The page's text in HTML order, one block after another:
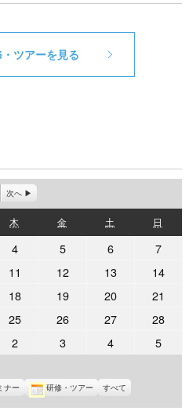
ツアーを見る
次へ
木
曜
金金
曜
土
曜
日
曜
42024
4
月
4
52024
4
月
5
62024
4
月
6
72024
4
月
7
11
4
月
日
122024
4
月
日
132024
4
月
日
142024
月
日
182024
4
日
192024
4
日
202024
日
21
4
252024
4
25
日
262024
4
26
272024
4
27
282024
4
22024
年
5
月
2
32024
年
5
月
3
42024
年
5
月
4
52024
年
5
ナー 研修・ツアー すべて